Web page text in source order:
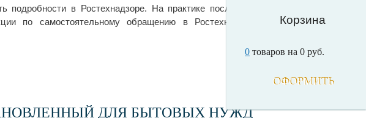
Корзина
0 товаров на 0 руб.
ОФОРМИТЬ
в Ростехнадзоре. На практике после монтажа
по самостоятельному обращению в Ростехнадзор или
ДЛЯ БЫТОВЫХ НУЖД